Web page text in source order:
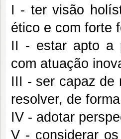
I - ter visão
ético e com forte
II - estar apto a
com atuação
III - ser capaz de
resolver, de
IV - adotar
V - considerar